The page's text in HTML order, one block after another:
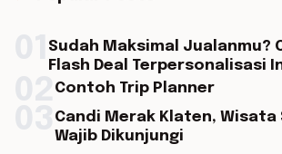
Sudah Maksimal Jualanmu?
Flash Deal Terpersonalisasi
Contoh Trip Planner
Candi Merak Klaten, Wisata
Wajib Dikunjungi